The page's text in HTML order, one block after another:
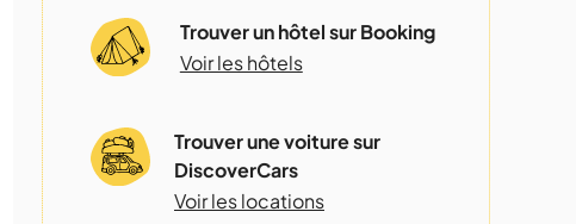
Trouver un hôtel sur Booking
Voir les hôtels
Trouver une voiture sur
DiscoverCars
Voir les locations